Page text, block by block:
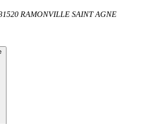
RAMONVILLE SAINT AGNE